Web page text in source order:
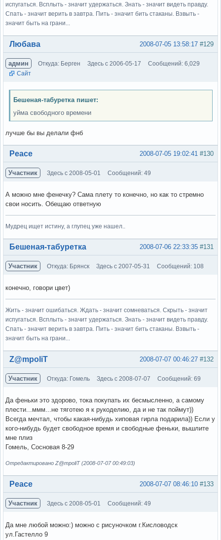
испугаться. Всплыть - значит удержаться. Знать - значит видеть правду.
Спать - значит верить в завтра. Пить - значит бить стаканы. Взвыть -
значит быть на грани...
Вне форума #129
2008-07-05 13:58:17
Любава
админ Откуда: Берген Здесь с 2006-05-17
Сообщений: 6,029
Сайт
Бешеная-табуретка пишет:
уйма свободного времени
лучше бы вы делали фнб
Вне форума #130
2008-07-05 19:02:41
Peace
Участник Здесь с 2008-05-01 Сообщений: 49
А можно мне фенечку? Сама плету то конечно, но как то стремно
свои носить. Обещаю ответную
Мудрец ищет истину, а глупец уже нашел..
Вне форума #131
2008-07-06 22:33:35
Бешеная-табуретка
Участник Откуда: Брянск Здесь с 2007-05-31 Сообщений: 108
конечно, говори цвет)
Жить - значит ошибаться. Ждать - значит сомневаться. Скрыть - значит
испугаться. Всплыть - значит удержаться. Знать - значит видеть правду.
Спать - значит верить в завтра. Пить - значит бить стаканы. Взвыть -
значит быть на грани...
Вне форума #132
2008-07-07 00:46:27
Z@mpoliT
Участник Откуда: Гомель Здесь с 2008-07-07 Сообщений: 69
Да феньки это здорово, тока покупать их бесмысленно, а самому
плести...ммм...не тяготею я к рукоделию, да и не так поймут))
Всегда мечтал, чтобы какая-нибудь хиповая гирла подарила)) Если у
кого-нибудь будет свободное время и свободные феньки, вышлите
мне плиз
Гомель, Сосновая 8-29
Отредактировано Z@mpoliT (2008-07-07 00:49:03)
Вне форума #133
2008-07-07 08:46:10
Peace
Участник Здесь с 2008-05-01 Сообщений: 49
Да мне любой можно:) можно с рисуночком г.Кисловодск
ул.Гастелло 9